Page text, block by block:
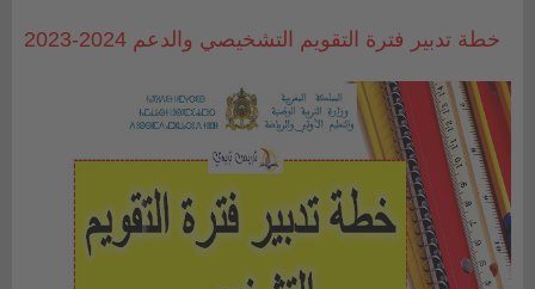
خطة تدبير فترة التقويم التشخيصي والدعم 2024-2023